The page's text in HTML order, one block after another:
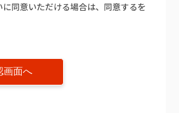
）
だし、個人情報を提供いただけな
同意いただける場合は、同意するを